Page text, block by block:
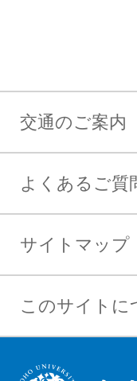
交通のご案内
よくあるご質
サイトマップ
このサイトに